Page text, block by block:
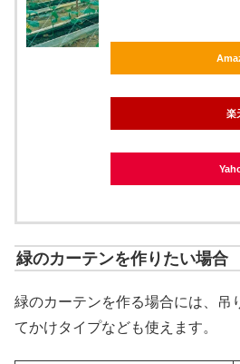
楽
緑のカーテンを作りたい場合
緑のカーテンを作る場合には、吊
てかけタイプなども使えます。